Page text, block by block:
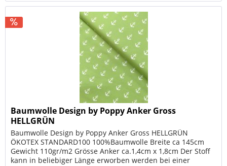
Baumwolle Design by Poppy Anker Gross
HELLGRÜN
Baumwolle Design by Poppy Anker Gross HELLGRÜN
ÖKOTEX STANDARD100 100%Baumwolle Breite ca 145cm
Gewicht 110gr/m2 Grösse Anker ca.1,4cm x 1,8cm Der Stoff
kann in beliebiger Länge erworben werden bei einer